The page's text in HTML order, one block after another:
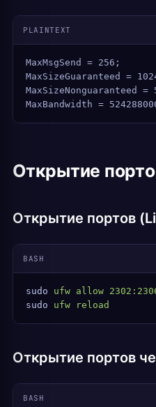
PLAINTEXT
MaxMsgSend = 256;
MaxSizeGuaranteed =
MaxSizeNonguaranteed =
MaxBandwidth =
Открытие
Открытие портов
BASH
sudo ufw allow
sudo ufw reload
Открытие портов
BASH